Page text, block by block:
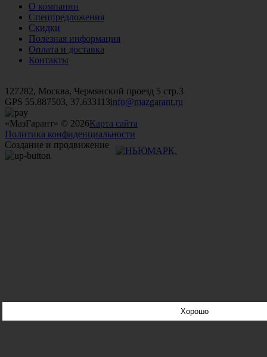
О компании
Спецпредложения
Скидки
Полезная информация
Оплата и доставка
Контакты
127282, Москва, Чермянский проезд 5 стр.3
GPS 55.887503, 37.633113info@mazgarant.ru
«МазГарант» © 2026Карта сайта
Политика конфиденциальности
Создание и продвижение
Хорошо